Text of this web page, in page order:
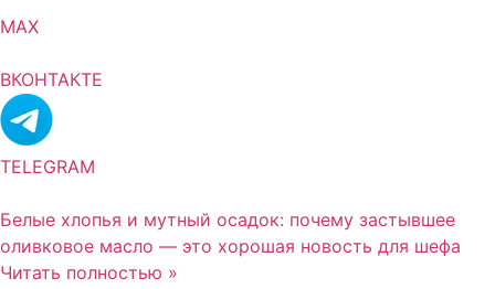
MAX
ВКОНТАКТЕ
TELEGRAM
Белые хлопья и мутный осадок: почему застывшее
оливковое масло — это хорошая новость для шефа
Читать полностью »